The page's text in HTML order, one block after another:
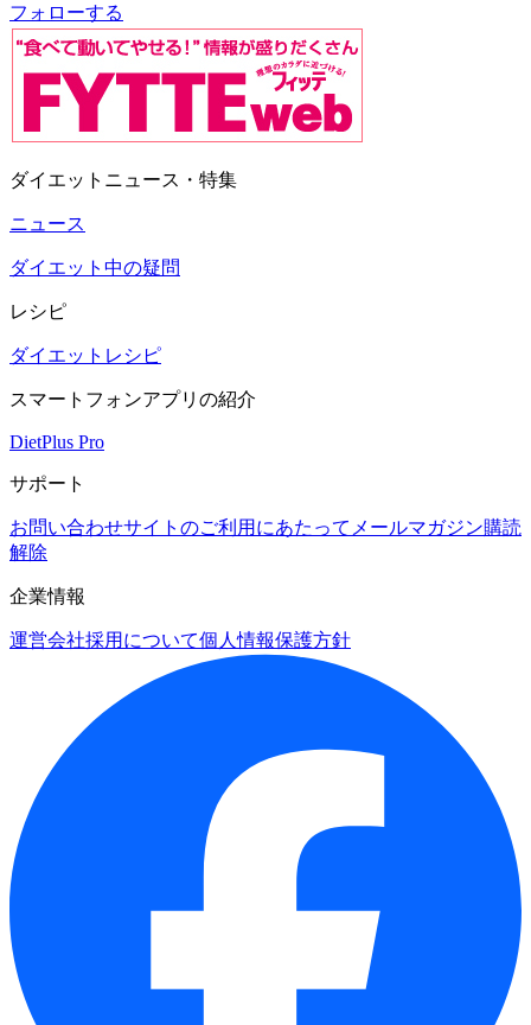
フォローする
ダイエットニュース・特集
ニュース
ダイエット中の疑問
レシピ
ダイエットレシピ
スマートフォンアプリの紹介
DietPlus Pro
サポート
お問い合わせサイトのご利用にあたって メールマガジン購読
解除
企業情報
運営会社採用について個人情報保護方針